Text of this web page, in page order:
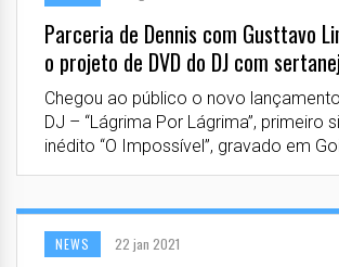
Parceria de Dennis com Gusttavo
o projeto de DVD do DJ com
Chegou ao público o novo
DJ – “Lágrima Por Lágrima”, primeiro
inédito “O Impossível”, gravado em
NEWS 22 jan 2021